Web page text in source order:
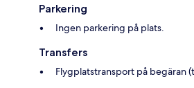
Parkering
Ingen parkering på plats.
Transfers
Flygplatstransport på begäran